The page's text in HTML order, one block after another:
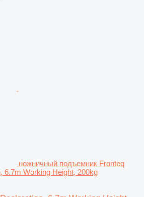
ножничный подъемник Fronteq
6.7m Working Height, 200kg